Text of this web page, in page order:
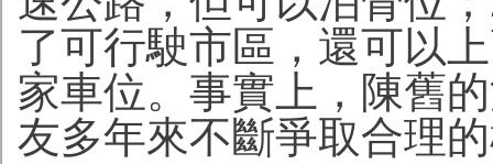
了可行駛市區，還可以
家車位。事實上，陳舊
友多年來不斷爭取合理